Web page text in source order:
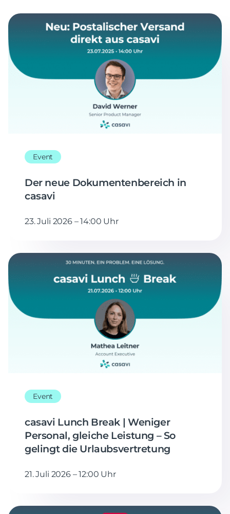
Event
Der neue Dokumentenbereich in
casavi
23. Juli 2026 – 14:00 Uhr
Event
casavi Lunch Break | Weniger
Personal, gleiche Leistung – So
gelingt die Urlaubsvertretung
21. Juli 2026 – 12:00 Uhr